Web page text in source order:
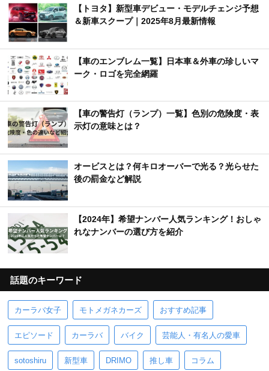
【トヨタ】新型車デビュー・モデルチェンジ予想
＆新車スクープ｜2025年8月最新情報
【車のエンブレム一覧】日本車＆外車の珍しいマ
ーク・ロゴを完全網羅
【車の警告灯（ランプ）一覧】色別の危険度・表
示灯の意味とは？
オービスとは？何キロオーバーで光る？光らせた
後の罰金など解説
【2024年】希望ナンバー人気ランキング！おしゃ
れなナンバーの選び方を紹介
話題のキーワード
カーラバ女子 モトメガネカーズ おすすめ記事
エピソード カーラバ バイク 芸能人・有名人の愛車
sotoshiru 新型車 DRIMO 推し車 コラム